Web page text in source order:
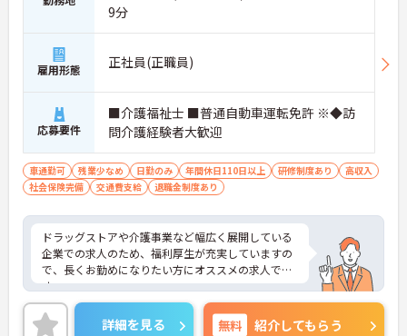
9分
雇用形態 正社員(正職員)
応募要件
■介護福祉士 ■普通自動車運転免許 ※◆訪
問介護経験者大歓迎
車通勤可 残業少なめ 日勤のみ 年間休日110日以上 研修制度あり
高収入
社会保険完備
交通費支給 退職金制度あり
ドラッグストアや介護事業など幅広く展開している
企業での求人のため、福利厚生が充実していますの
で、長くお勤めになりたい方にオススメの求人で
す。
ご興味のある方は面接のポイントなどをお話しいた
します。
詳細を見る 無料 紹介してもらう